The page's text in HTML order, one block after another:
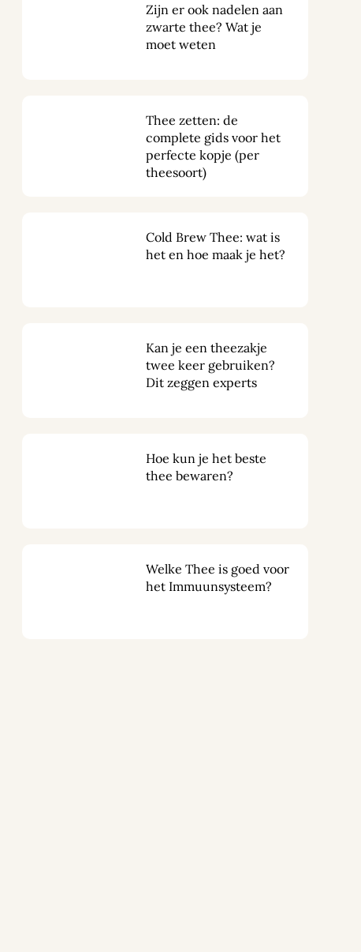
Zijn er ook nadelen aan
zwarte thee? Wat je
moet weten
Thee zetten: de
complete gids voor het
perfecte kopje (per
theesoort)
Cold Brew Thee: wat is
het en hoe maak je het?
Kan je een theezakje
twee keer gebruiken?
Dit zeggen experts
Hoe kun je het beste
thee bewaren?
Welke Thee is goed voor
het Immuunsysteem?